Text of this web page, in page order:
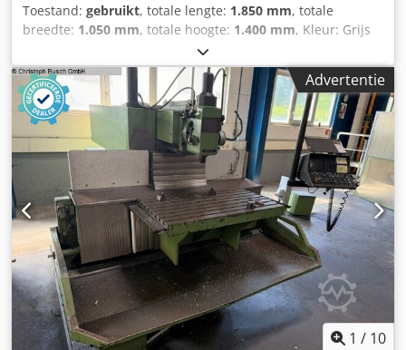
Toestand: gebruikt, totale lengte: 1.850 mm, totale
breedte: 1.050 mm, totale hoogte: 1.400 mm, Kleur: Grijs
Gewicht: 500 kg Schulpzaag Dkedpozrm S Isfx Aqujr Harwi
130 45 graden 5,5kW - Documentatie aanwezig: Nee - CE
certificaat aanwezig: Nee - Serienummer: 130 S -
Hoofdmotor vermogen [kW]: 5.5 - Asgat zaagblad diameter
[mm]: 30 - Min. zaagblad diameter [mm]: 400 - Max.
zaagblad diameter [mm]: 450 - Tafellengte [mm]: 1500 -
Tafelbreedte [mm]: 1050 - Min. schuinstelbaar [°]: 0 - Max.
schuinstelbaar [°]: 45 - Voltage [V]: 400 - Stroomverbruik
[A]: 8.5 - Afzekering [A]: 16 - Vermogen [kW]: 7.3 -
Transportafmetingen: 1850mm x 1050mm x 1400mm (l x b
x h) - Transportgewicht [kg]: 500kg - Transportcolli [st.]: 1
Financiële informatie BTW: De getoonde prijs is exclusief
BTW BTW/marge: BTW verrekenbaar voor ondernemers
Levering en inruil altijd mogelijk van alles in de industriële
sectoren Yorick Diebels
Advertentie
1 / 10